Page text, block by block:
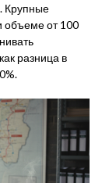
Крупные
объеме от 100
разница в